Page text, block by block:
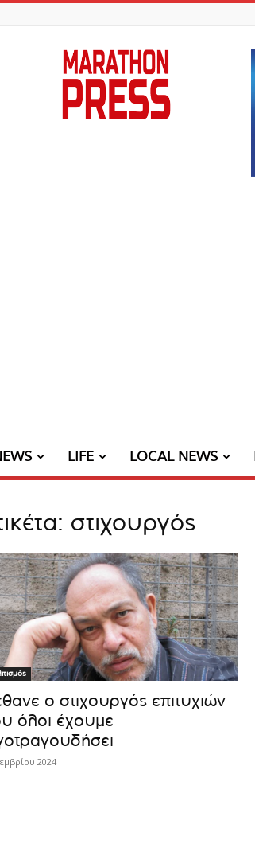
Marathon
Press
LIFE LOCAL NEWS
στιχουργός
ο στιχουργός επιτυχιών
όλοι έχουμε
2024